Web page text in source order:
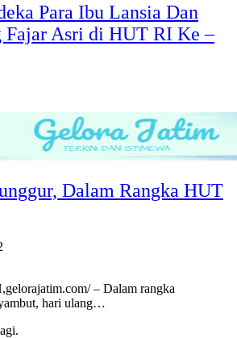
Para Ibu Lansia Dan
Fajar Asri di HUT RI Ke –
Dalam Rangka HUT
– Dalam rangka
hari ulang…